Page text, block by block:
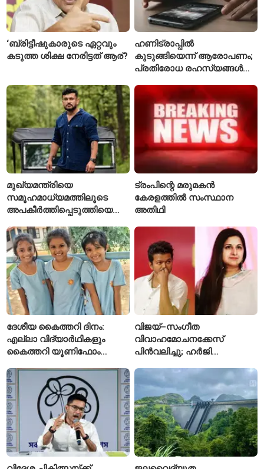
‘ബ്രിട്ടീഷുകാരുടെ ഏറ്റവും
കടുത്ത ശിക്ഷ നേരിട്ടത് ആര്?
ഹണിട്രാപ്പിൽ
കുടുങ്ങിയെന്ന് ആരോപണം;
പ്രതിരോധ രഹസ്യങ്ങൾ
വിങ് കമാൻഡർ അറസ്റ്റിൽ
മുഖ്യമന്ത്രിയെ
സമൂഹമാധ്യമത്തിലൂടെ
അപകീർത്തിപ്പെടുത്തിയെന്ന്
ആയങ്കിക്കെതിരെ പുതിയ
കേസ്
ട്രംപിന്റെ മരുമകൻ
കേരളത്തിൽ സംസ്ഥാന
അതിഥി
ദേശീയ കൈത്തറി ദിനം:
എല്ലാ വിദ്യാർഥികളും
കൈത്തറി യൂണിഫോം
സ്കൂൾ വേറിട്ട മാതൃക
വിജയ്–സംഗീത
വിവാഹമോചനക്കേസ്
പിൻവലിച്ചു; ഹർജി
അവസാനിപ്പിച്ച് കോടതി